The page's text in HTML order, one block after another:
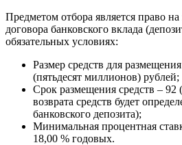
Предметом отбора является право
договора банковского вклада
обязательных условиях:
Размер средств для
(пятьдесят миллионов) рублей;
Срок размещения средств – 92
возврата средств будет
банковского депозита);
Минимальная процентная
18,00 % годовых.